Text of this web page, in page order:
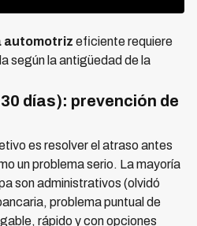
automotriz eficiente requiere
según la antigüedad de la
días): prevención de
es resolver el atraso antes
un problema serio. La mayoría
son administrativos (olvidó
problema puntual de
rápido y con opciones